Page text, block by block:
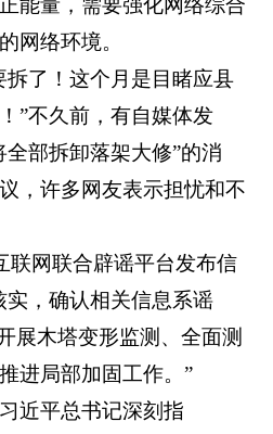
能量，需要强化网络综合
网络环境。
拆了！这个月是目睹应县
”不久前，有自媒体发
部拆卸落架大修”的消
，许多网友表示担忧和不
联网联合辟谣平台发布信
实，确认相关信息系谣
展木塔变形监测、全面测
进局部加固工作。”
近平总书记深刻指